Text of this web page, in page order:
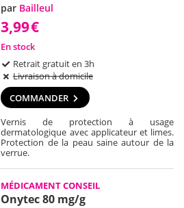
par Bailleul
3,99€
En stock
Retrait gratuit en 3h
Livraison à domicile
COMMANDER
Vernis de protection à usage
dermatologique avec applicateur et limes.
Protection de la peau saine autour de la
verrue.
MÉDICAMENT CONSEIL
Onytec 80 mg/g